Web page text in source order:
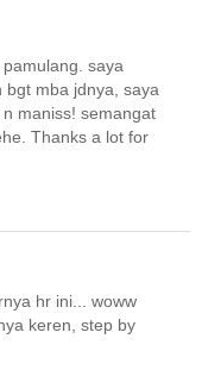
saya
mba jdnya, saya
maniss! semangat
Thanks a lot for
hr ini... woww
keren, step by